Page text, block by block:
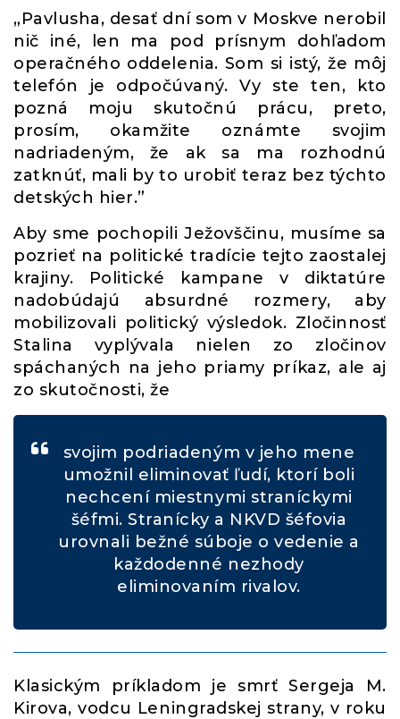
„Pavlusha, desať dní som v Moskve nerobil
nič iné, len ma pod prísnym dohľadom
operačného oddelenia. Som si istý, že môj
telefón je odpočúvaný. Vy ste ten, kto
pozná moju skutočnú prácu, preto,
prosím, okamžite oznámte svojim
nadriadeným, že ak sa ma rozhodnú
zatknúť, mali by to urobiť teraz bez týchto
detských hier.”
Aby sme pochopili Ježovščinu, musíme sa
pozrieť na politické tradície tejto zaostalej
krajiny. Politické kampane v diktatúre
nadobúdajú absurdné rozmery, aby
mobilizovali politický výsledok. Zločinnosť
Stalina vyplývala nielen zo zločinov
spáchaných na jeho priamy príkaz, ale aj
zo skutočnosti, že
svojim podriadeným v jeho mene
umožnil eliminovať ľudí, ktorí boli
nechcení miestnymi straníckymi
šéfmi. Stranícky a NKVD šéfovia
urovnali bežné súboje o vedenie a
každodenné nezhody
eliminovaním rivalov.
Klasickým príkladom je smrť Sergeja M.
Kirova, vodcu Leningradskej strany, v roku